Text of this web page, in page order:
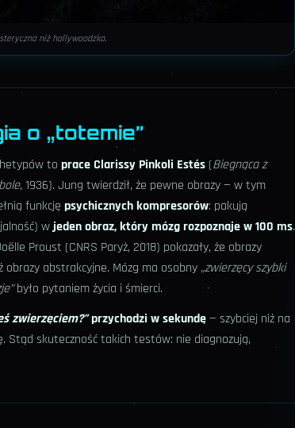
niż hollywoodzka.
o „totemie”
to prace Clarissy Pinkoli Estés (Biegnąca z
, 1936). Jung twierdził, że pewne obrazy — w tym
funkcję psychicznych kompresorów: pakują
wjeden obraz, który mózg rozpoznaje w 100 ms.
Proust (CNRS Paryż, 2018) pokazały, że obrazy
obrazy abstrakcyjne. Mózg ma osobny „zwierzęcy szybki
było pytaniem życia i śmierci.
zwierzęciem?”przychodzi w sekundę— szybciej niż na
Stąd skuteczność takich testów: nie diagnozują,